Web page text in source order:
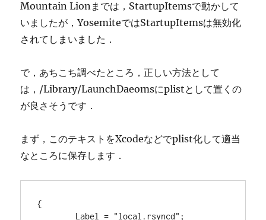
Mountain Lionまでは，StartupItemsで動かして
いましたが，YosemiteではStartupItemsは無効化
されてしまいました．
で，あちこち調べたところ，正しい方法として
は，/Library/LaunchDaeomsにplistとして置くの
が良さそうです．
まず，このテキストをXcodeなどでplist化して適当
なところに保存します．
{